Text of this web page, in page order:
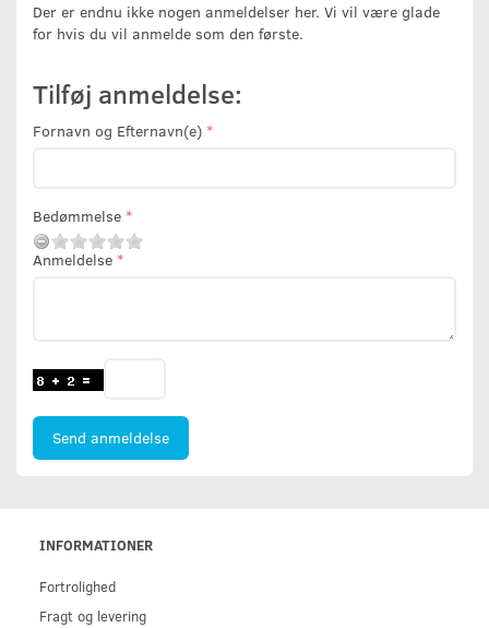
Der er endnu ikke nogen anmeldelser her. Vi vil være glade
for hvis du vil anmelde som den første.
Tilføj anmeldelse:
Fornavn og Efternavn(e)
Bedømmelse
Anmeldelse
Send anmeldelse
INFORMATIONER
Fortrolighed
Fragt og levering